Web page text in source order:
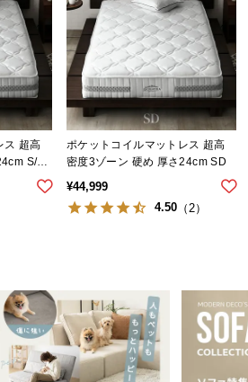
ス 超高
S/S
ポケットコイルマットレス 超高
密度3ゾーン 硬め 厚さ24cm SD
¥44,999
4.50（2）